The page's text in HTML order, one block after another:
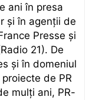
ani în presa
și în agenții de
Presse și
21). De
și în domeniul
de PR
mulți ani, PR-